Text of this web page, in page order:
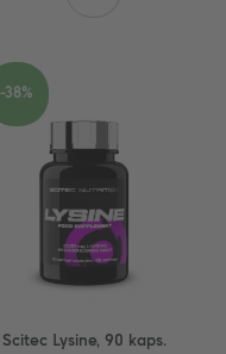
Scitec Lysine, 90 kaps.
-38%